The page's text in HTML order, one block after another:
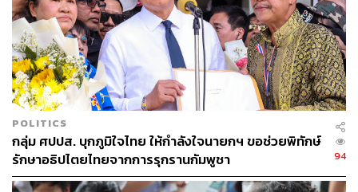
POLITICS
กลุ่ม ศปปส. บุกภูมิใจไทย ให้กำลังใจนายกฯ ขอช่วยพิทักษ์
รักษาอธิปไตยไทยจากการรุกรานกัมพูชา
94